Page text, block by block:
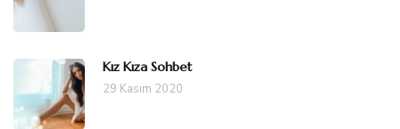
Kız Kıza Sohbet
29 Kasım 2020